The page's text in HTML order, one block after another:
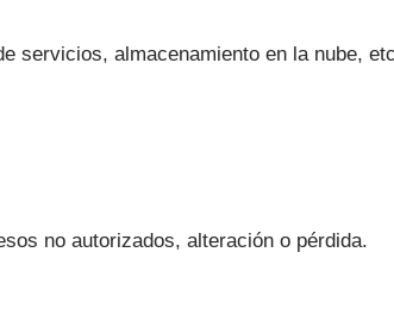
servicios, almacenamiento en la nube,
no autorizados, alteración o pérdida.